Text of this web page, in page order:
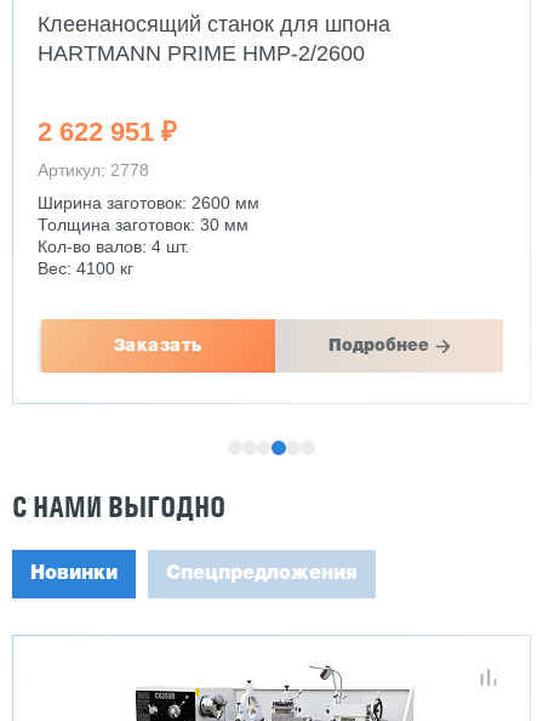
Клеенаносящий станок для шпона
HARTMANN PRIME HMP-2/2600
2 622 951 ₽
Артикул: 2778
Ширина заготовок: 2600 мм
Толщина заготовок: 30 мм
Кол-во валов: 4 шт.
Вес: 4100 кг
Заказать Подробнее
С НАМИ ВЫГОДНО
Новинки Спецпредложения